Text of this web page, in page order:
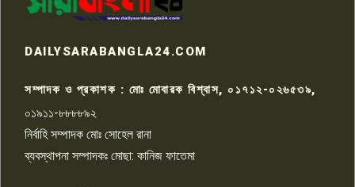
রাজশাহীতে সন্ত্রাসী হামলায় গুরুতর
চাঁদাবাজি ও হয়রানির অভিযোগ
DAILYSARABANGLA24.COM
সম্পাদক ও প্রকাশক : মোঃ মোবারক বিশ্বাস, ০১৭১২-০২৬৫৩৯,
০১৯১১-৮৮৮৮৯২
নির্বাহি সম্পাদক মোঃ সোহেল রানা
ব্যবস্থাপনা সম্পাদকঃ মোছা: কানিজ ফাতেমা